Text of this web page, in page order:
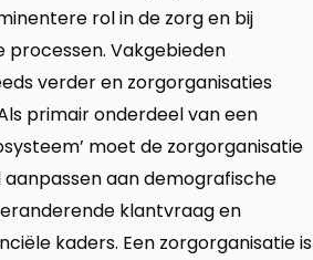
rol in de zorg en bij
processen. Vakgebieden
verder en zorgorganisaties
primair onderdeel van een
moet de zorgorganisatie
aan demografische
klantvraag en
kaders. Een zorgorganisatie is